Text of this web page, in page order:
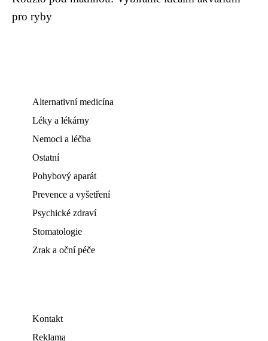
pro ryby
Alternativní medicína
Léky a lékárny
Nemoci a léčba
Ostatní
Pohybový aparát
Prevence a vyšetření
Psychické zdraví
Stomatologie
Zrak a oční péče
Kontakt
Reklama